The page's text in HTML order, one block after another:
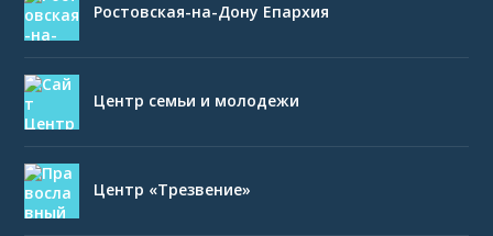
Ростовская-на-Дону Епархия
Центр семьи и молодежи
Центр «Трезвение»